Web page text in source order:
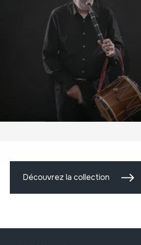
Découvrez la collection